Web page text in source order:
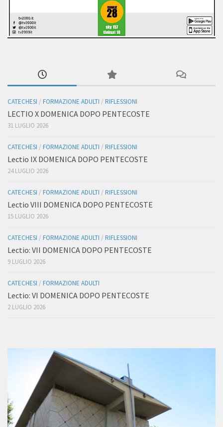
CATECHESI / FORMAZIONE ADULTI / RIFLESSIONI
LECTIO X DOMENICA DOPO PENTECOSTE
31 LUGLIO 2026
CATECHESI / FORMAZIONE ADULTI / RIFLESSIONI
Lectio IX DOMENICA DOPO PENTECOSTE
24 LUGLIO 2026
CATECHESI / FORMAZIONE ADULTI / RIFLESSIONI
Lectio VIII DOMENICA DOPO PENTECOSTE
15 LUGLIO 2026
CATECHESI / FORMAZIONE ADULTI / RIFLESSIONI
Lectio: VII DOMENICA DOPO PENTECOSTE
9 LUGLIO 2026
CATECHESI / FORMAZIONE ADULTI
Lectio: VI DOMENICA DOPO PENTECOSTE
2 LUGLIO 2026